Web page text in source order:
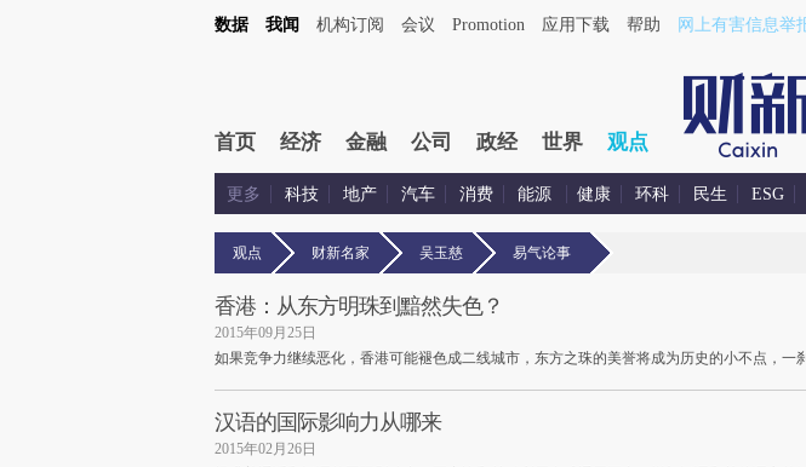
数据 我闻 机构订阅 会议 Promotion 应用下载 帮助 网上有害信息举
首页 经济 金融 公司 政经 世界 观点
更多 科技 地产 汽车 消费 能源 健康 环科 民生 ESG
观点 财新名家 吴玉慈 易气论事
香港：从东方明珠到黯然失色？
2015年09月25日
如果竞争力继续恶化，香港可能褪色成二线城市，东方之珠的美誉将成为历史的小不点，一
汉语的国际影响力从哪来
2015年02月26日